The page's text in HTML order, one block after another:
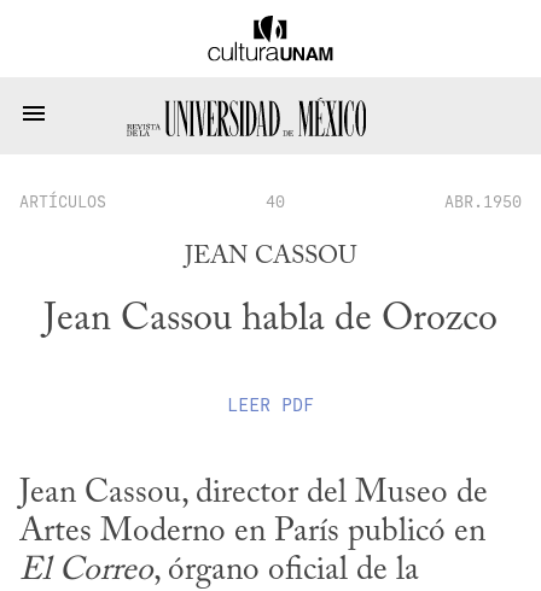
ARTÍCULOS 40 ABR.1950
JEAN CASSOU
Jean Cassou habla de Orozco
LEER PDF
Jean Cassou, director del Museo de
El Correo, órgano oficial de la